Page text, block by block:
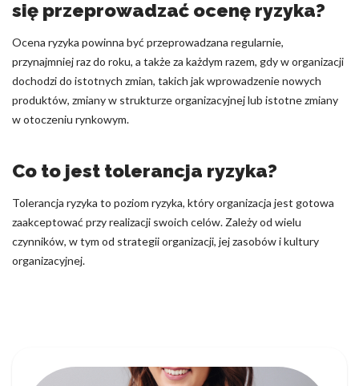
się przeprowadzać ocenę ryzyka?
Ocena ryzyka powinna być przeprowadzana regularnie,
przynajmniej raz do roku, a także za każdym razem, gdy w organizacji
dochodzi do istotnych zmian, takich jak wprowadzenie nowych
produktów, zmiany w strukturze organizacyjnej lub istotne zmiany
w otoczeniu rynkowym.
Co to jest tolerancja ryzyka?
Tolerancja ryzyka to poziom ryzyka, który organizacja jest gotowa
zaakceptować przy realizacji swoich celów. Zależy od wielu
czynników, w tym od strategii organizacji, jej zasobów i kultury
organizacyjnej.